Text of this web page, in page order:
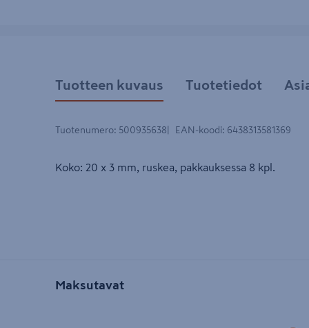
Tuotteen kuvaus Tuotetiedot
Tuotenumero: 500935638 EAN-koodi: 6438313581369
Koko: 20 x 3 mm, ruskea, pakkauksessa 8 kpl.
Maksutavat